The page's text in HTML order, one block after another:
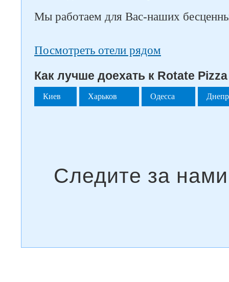
Мы работаем для Вас-наших
Посмотреть отели рядом
Как лучше доехать к Rotate
Киев Харьков Одесса Днепр